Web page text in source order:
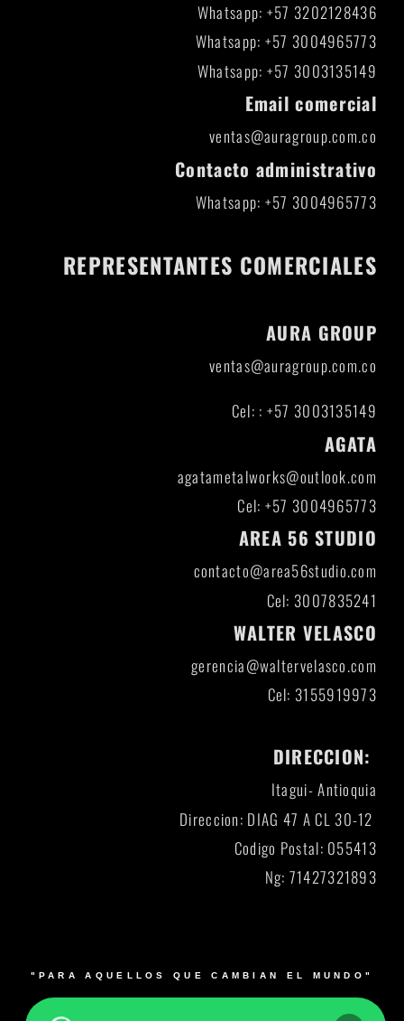
Whatsapp: +57 3202128436
Whatsapp: +57 3004965773
Whatsapp: +57 3003135149
Email comercial
ventas@auragroup.com.co
Contacto administrativo
Whatsapp: +57 3004965773
REPRESENTANTES COMERCIALES
AURA GROUP
ventas@auragroup.com.co
Cel: : +57 3003135149
AGATA
agatametalworks@outlook.com
Cel: +57 3004965773
AREA 56 STUDIO
contacto@area56studio.com
Cel: 3007835241
WALTER VELASCO
gerencia@waltervelasco.com
Cel: 3155919973
DIRECCION:
Itagui- Antioquia
Direccion: DIAG 47 A CL 30-12
Codigo Postal: 055413
Ng: 71427321893
"PARA AQUELLOS QUE CAMBIAN EL MUNDO"